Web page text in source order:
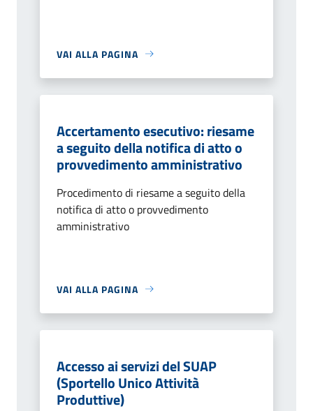
VAI ALLA PAGINA
Accertamento esecutivo: riesame
a seguito della notifica di atto o
provvedimento amministrativo
Procedimento di riesame a seguito della
notifica di atto o provvedimento
amministrativo
VAI ALLA PAGINA
Accesso ai servizi del SUAP
(Sportello Unico Attività
Produttive)